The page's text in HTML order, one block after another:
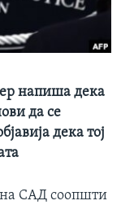
напиша дека
да се
дека тој
на САД соопшти